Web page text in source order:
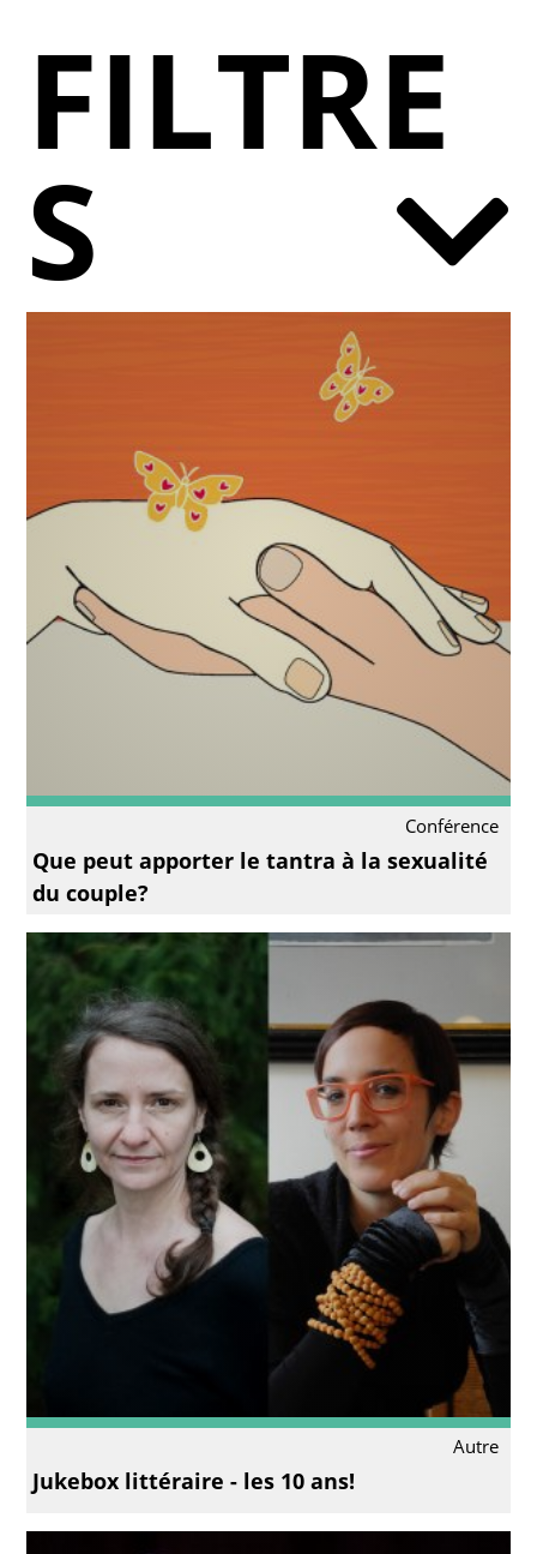
Conférence
Que peut apporter le tantra à la sexualité
du couple?
Autre
Jukebox littéraire - les 10 ans!
FILTRE
S